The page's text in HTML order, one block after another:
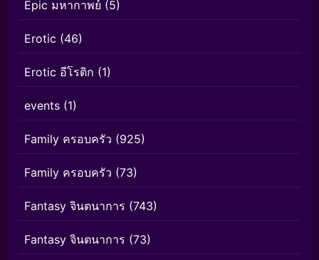
Epic มหากาพย์ (5)
Erotic (46)
Erotic อีโรติก (1)
events (1)
Family ครอบครัว (925)
Family ครอบครัว (73)
Fantasy จินตนาการ (743)
Fantasy จินตนาการ (73)